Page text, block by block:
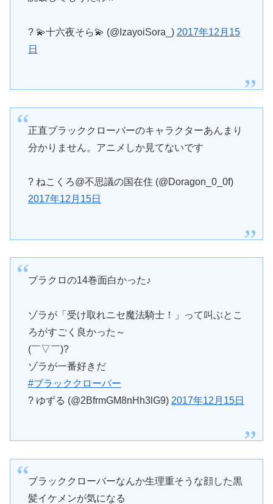
? 💫十六夜そら💫 (@IzayoiSora_) 2017年12月15
日
正直ブラッククローバーのキャラクターあんまり
分かりません。アニメしか見てないです
? ねこくろ@不思議の国在住 (@Doragon_0_0f)
2017年12月15日
ブラクロの14巻面白かった♪
ゾラが「受け取れニセ魔法騎士！」って叫ぶとこ
ろがすごく良かった～
(￣▽￣)?
ゾラが一番好きだ
#ブラッククローバー
? ゆずる (@2BfrmGM8nHh3lG9) 2017年12月15日
ブラッククローバーなんか生理重そうな顔した黒
髪イケメンが気になる